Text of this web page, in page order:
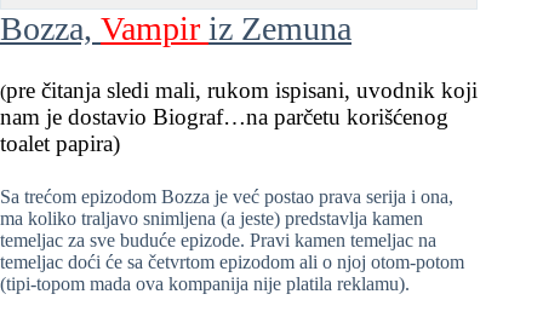
Bozza, Vampir iz Zemuna
(pre čitanja sledi mali, rukom ispisani, uvodnik koji
nam je dostavio Biograf…na parčetu korišćenog
toalet papira)
Sa trećom epizodom Bozza je već postao prava serija i ona,
ma koliko traljavo snimljena (a jeste) predstavlja kamen
temeljac za sve buduće epizode. Pravi kamen temeljac na
temeljac doći će sa četvrtom epizodom ali o njoj otom-potom
(tipi-topom mada ova kompanija nije platila reklamu).